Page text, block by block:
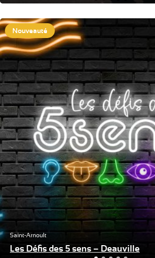
Nouveauté
Saint-Arnoult
Les Défis des 5 sens – Deauville